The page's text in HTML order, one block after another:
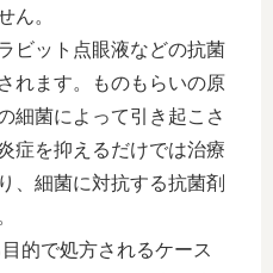
ん。
ビット点眼液などの抗菌
れます。ものもらいの原
細菌によって引き起こさ
症を抑えるだけでは治療
、細菌に対抗する抗菌剤
的で処方されるケース